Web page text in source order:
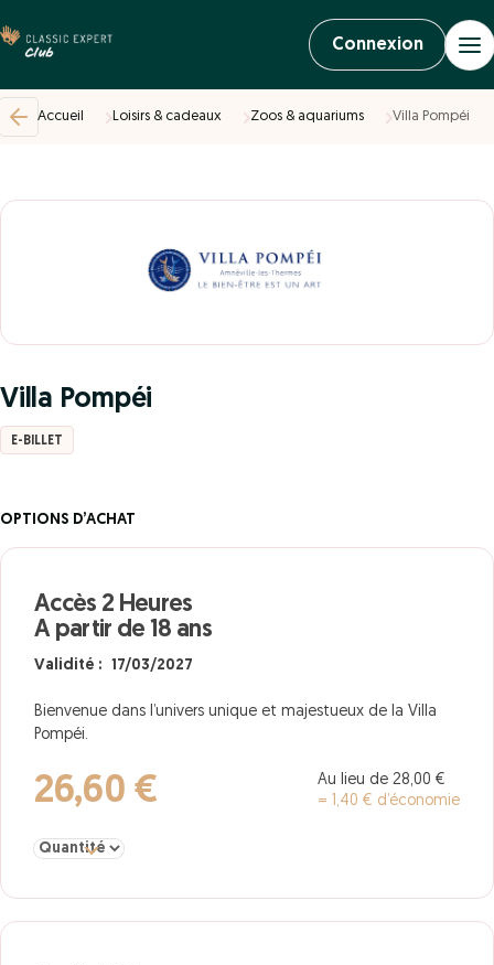
Connexion
Accueil Loisirs & cadeaux Zoos & aquariums Villa Pompéi
Villa Pompéi
E-BILLET
OPTIONS D’ACHAT
Accès 2 Heures
A partir de 18 ans
Validité : 17/03/2027
Bienvenue dans l’univers unique et majestueux de la Villa
Pompéi.
26,60 €
Au lieu de 28,00 €
= 1,40 € d’économie
Sélectionner la quantité pour Accès 2 Heures A partir de 18 ans